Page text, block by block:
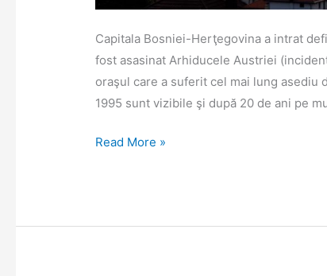
Capitala Bosniei-Herţegovina a intrat
fost asasinat Arhiducele Austriei
oraşul care a suferit cel mai lung asediu
1995 sunt vizibile şi după 20 de ani pe
Sarajevo
războiului
Read More »